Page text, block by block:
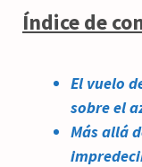
Índice de
El vuelo
sobre el
Más allá